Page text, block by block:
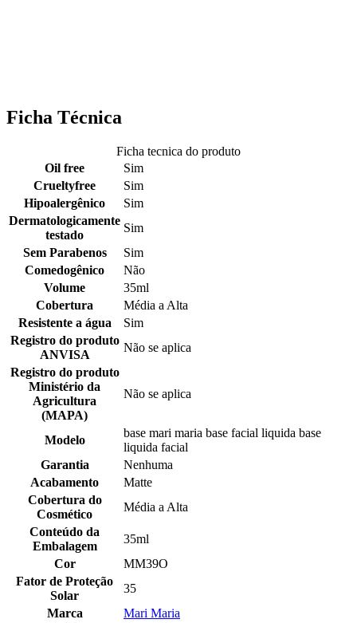
Ficha Técnica
Ficha tecnica do produto
Oil free
Sim
Crueltyfree
Sim
Hipoalergênico
Sim
Dermatologicamente
testado
Sim
Sem Parabenos
Sim
Comedogênico
Não
Volume
35ml
Cobertura
Média a Alta
Resistente a água
Sim
Registro do produto
ANVISA
Não se aplica
Registro do produto
Ministério da
Agricultura
(MAPA)
Não se aplica
Modelo
base mari maria base facial liquida base
liquida facial
Garantia
Nenhuma
Acabamento
Matte
Cobertura do
Cosmético
Média a Alta
Conteúdo da
Embalagem
35ml
Cor
MM39O
Fator de Proteção
Solar
35
Marca
Mari Maria